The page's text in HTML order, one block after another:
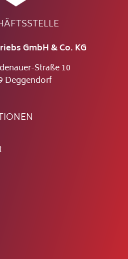
GmbH & Co. KG
Straße 10
Deggendorf